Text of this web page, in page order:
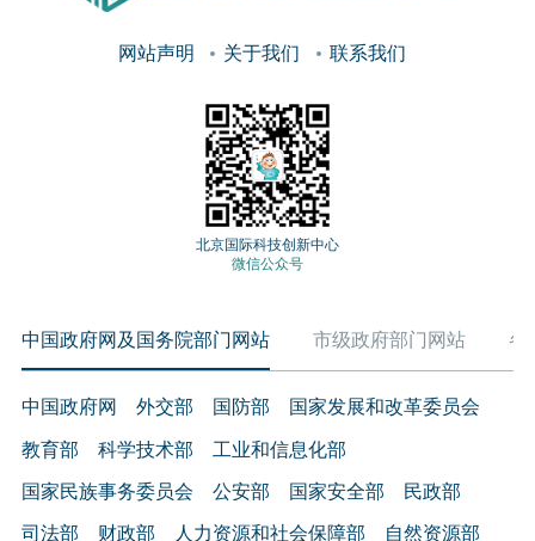
网站声明 关于我们 联系我们
北京国际科技创新中心
微信公众号
中国政府网及国务院部门网站 市级政府部门网站 各
中国政府网 外交部 国防部 国家发展和改革委员会
教育部 科学技术部 工业和信息化部
国家民族事务委员会 公安部 国家安全部 民政部
司法部 财政部 人力资源和社会保障部 自然资源部